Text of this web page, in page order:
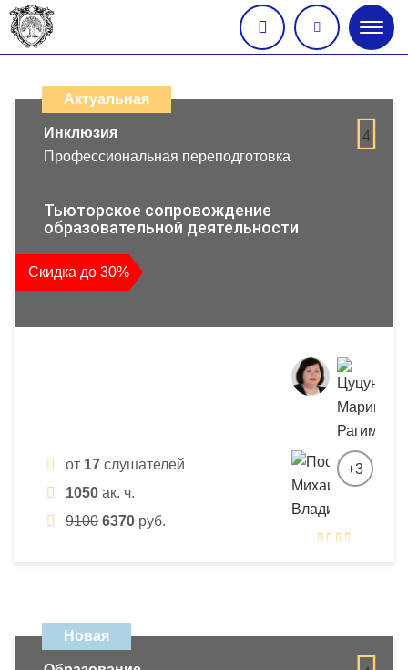
меню
дистанционных
образовательных
повышения
квалификации
и
профессиональной
Актуальная
4
Инклюзия
Профессиональная переподготовка
Тьюторское сопровождение
образовательной деятельности
Скидка до 30%
от 17 слушателей
1050 ак. ч.
9100 6370 руб.
+3
Новая